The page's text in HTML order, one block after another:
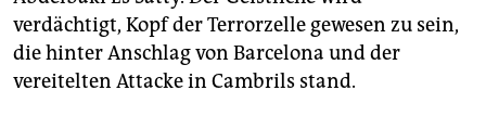
verdächtigt, Kopf der Terrorzelle gewesen zu sein,
die hinter Anschlag von Barcelona und der
vereitelten Attacke in Cambrils stand.